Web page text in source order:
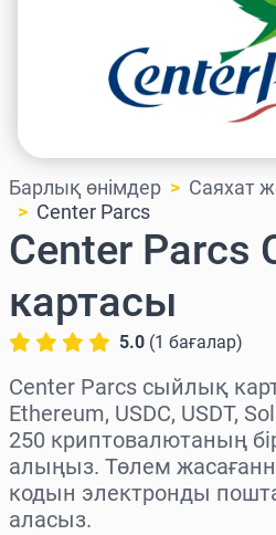
Барлық өнімдер
Саяхат
Center Parcs
Center
картасы
5.0 (1 бағалар)
Center Parcs сыйлық
Ethereum, USDC, USDT,
250 криптовалютаның
алыңыз. Төлем
кодын электронды
аласыз.